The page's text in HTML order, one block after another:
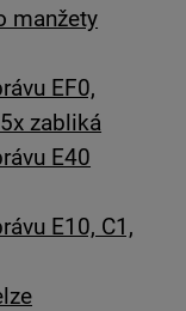
manžety
EF0,
zabliká
E40
E10, C1,